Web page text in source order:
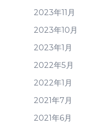
2023年11月
2023年10月
2023年1月
2022年5月
2022年1月
2021年7月
2021年6月